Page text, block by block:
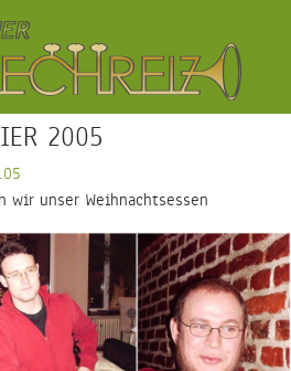
2005
wir unser Weihnachtsessen